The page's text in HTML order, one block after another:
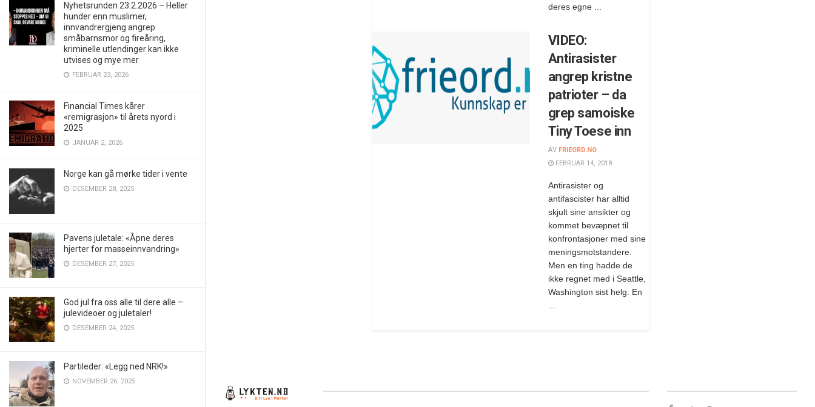
Nyhetsrunden 23.2.2026 – Heller
hunder enn muslimer,
innvandrergjeng angrep
småbarnsmor og fireåring,
kriminelle utlendinger kan ikke
utvises og mye mer
FEBRUAR 23, 2026
Financial Times kårer
«remigrasjon» til årets nyord i
2025
JANUAR 2, 2026
Norge kan gå mørke tider i vente
DESEMBER 28, 2025
Pavens juletale: «Åpne deres
hjerter for masseinnvandring»
DESEMBER 27, 2025
God jul fra oss alle til dere alle –
julevideoer og juletaler!
DESEMBER 24, 2025
Partileder: «Legg ned NRK!»
NOVEMBER 26, 2025
deres egne ...
VIDEO:
Antirasister
angrep kristne
patrioter – da
grep samoiske
Tiny Toese inn
AV FRIEORD.NO
FEBRUAR 14, 2018
Antirasister og
antifascister har alltid
skjult sine ansikter og
kommet bevæpnet til
konfrontasjoner med sine
meningsmotstandere.
Men en ting hadde de
ikke regnet med i Seattle,
Washington sist helg. En